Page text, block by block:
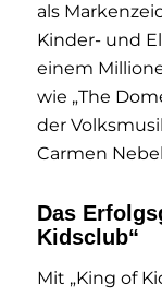
als
Kinder- und
einem
wie „The
der
Carmen
Das
Kidsclub“
Mit „King of